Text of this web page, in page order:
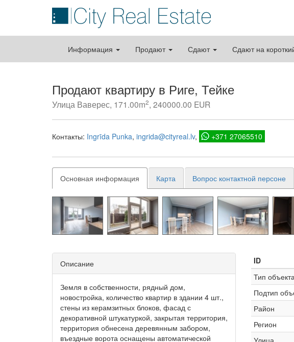
Информация Продают Сдают Сдают на
Продают квартиру в Риге, Тейке
Улица Ваверес, 171.00m2, 240000.00 EUR
Контакты: Ingrīda Punka ingrida@cityreal.lv +371 27065510
Основная информация Карта Вопрос контактной персоне
Описание
Земля в собственности, рядный дом,
новостройка, количество квартир в здании 4 шт.,
стены из керамзитных блоков, фасад с
декоративной штукатуркой, закрытая территория,
территория обнесена деревянным забором,
въездные ворота оснащены автоматической
ID
Тип
Подтип
Район
Регион
Улица